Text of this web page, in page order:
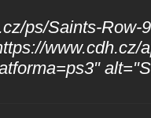
ps/Saints-Row-
www.cdh.cz/